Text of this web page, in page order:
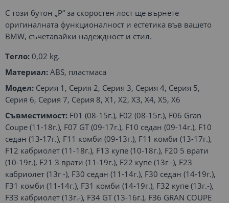
С този бутон „P“ за скоростен лост ще върнете
оригиналната функционалност и естетика във вашето
BMW, съчетавайки надеждност и стил.
Тегло: 0,02 kg.
Материал: ABS, пластмаса
Модел: Серия 1, Серия 2, Серия 3, Серия 4, Серия 5,
Серия 6, Серия 7, Серия 8, X1, X2, X3, X4, X5, X6
Съвместимост: F01 (08-15г.), F02 (08-15г.), F06 Gran
Coupe (11-18г.), F07 GT (09-17г.), F10 седан (09-14г.), F10
седан (13-17г.), F11 комби (09-13г.), F11 комби (13-17г.),
F12 кабриолет (11-18г.), F13 купе (10-18г.), F20 5 врати
(10-19г.), F21 3 врати (11-19г.), F22 купе (13г -), F23
кабриолет (13г -), F30 седан (11-14г.), F30 седан (14-19г.),
F31 комби (11-14г.), F31 комби (14-19г.), F32 купе (13г.-),
FЗЗ кабриолет (13г.-), F34 GТ (13-16г.), FЗ6 GRAN COUPE